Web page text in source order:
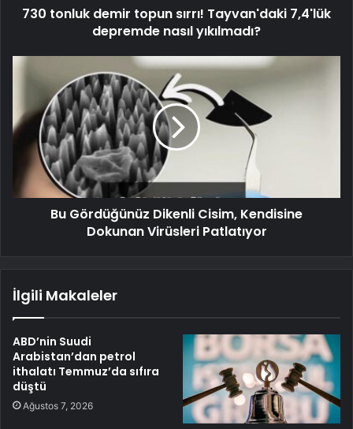
730 tonluk demir topun sırrı! Tayvan'daki 7,4'lük
depremde nasıl yıkılmadı?
Bu Gördüğünüz Dikenli Cisim, Kendisine
Dokunan Virüsleri Patlatıyor
İlgili Makaleler
ABD’nin Suudi
Arabistan’dan petrol
ithalatı Temmuz’da sıfıra
düştü
Ağustos 7, 2026